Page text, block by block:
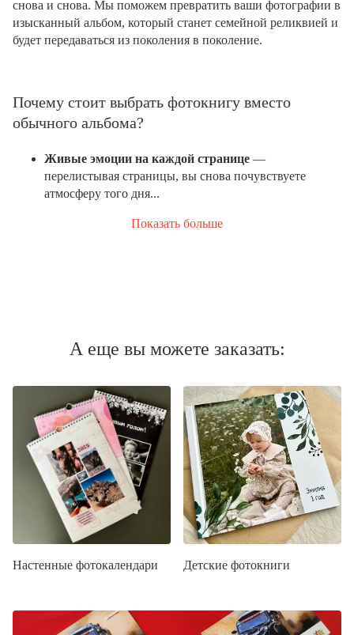
снова и снова. Мы поможем превратить ваши фотографии в
изысканный альбом, который станет семейной реликвией и
будет передаваться из поколения в поколение.
Почему стоит выбрать фотокнигу вместо
обычного альбома?
Живые эмоции на каждой странице —
перелистывая страницы, вы снова почувствуете
атмосферу того дня...
Показать больше
А еще вы можете заказать:
Настенные фотокалендари Детские фотокниги